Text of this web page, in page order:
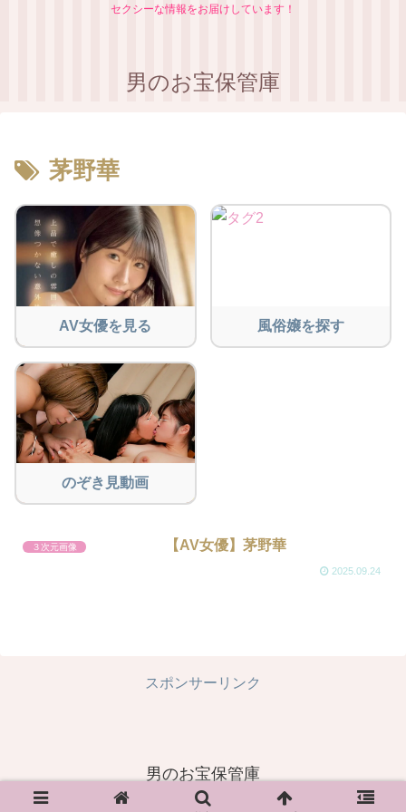
セクシーな情報をお届けしています！
男のお宝保管庫
茅野華
AV女優を見る 風俗嬢を探す
のぞき見動画
３次元画像 【AV女優】茅野華
2025.09.24
スポンサーリンク
男のお宝保管庫
© 2023 男のお宝保管庫.